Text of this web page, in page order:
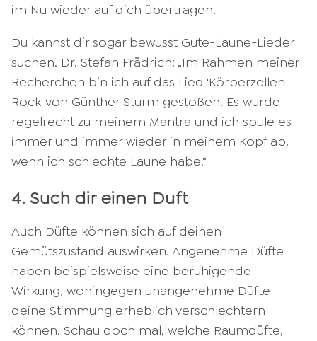
im Nu wieder auf dich übertragen.
Du kannst dir sogar bewusst Gute-Laune-Lieder
suchen. Dr. Stefan Frädrich: „Im Rahmen meiner
Recherchen bin ich auf das Lied 'Körperzellen
Rock' von Günther Sturm gestoßen. Es wurde
regelrecht zu meinem Mantra und ich spule es
immer und immer wieder in meinem Kopf ab,
wenn ich schlechte Laune habe.“
4. Such dir einen Duft
Auch Düfte können sich auf deinen
Gemütszustand auswirken. Angenehme Düfte
haben beispielsweise eine beruhigende
Wirkung, wohingegen unangenehme Düfte
deine Stimmung erheblich verschlechtern
können. Schau doch mal, welche Raumdüfte,